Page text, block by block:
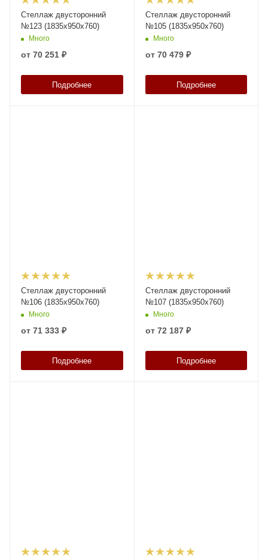
Стеллаж двусторонний
№123 (1835х950х760)
Много
от 70 251 ₽
Подробнее
Стеллаж двусторонний
№105 (1835х950х760)
Много
от 70 479 ₽
Подробнее
Стеллаж двусторонний
№106 (1835х950х760)
Много
от 71 333 ₽
Подробнее
Стеллаж двусторонний
№107 (1835х950х760)
Много
от 72 187 ₽
Подробнее